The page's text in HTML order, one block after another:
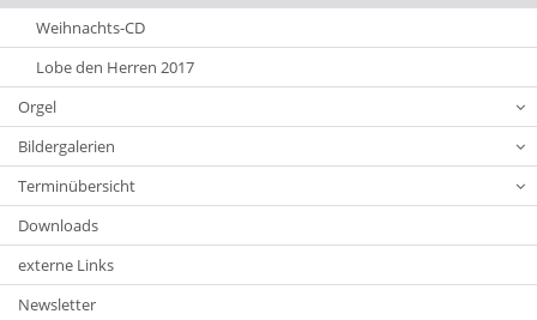
Weihnachts-CD
Lobe den Herren 2017
Orgel
Bildergalerien
Terminübersicht
Downloads
externe Links
Newsletter